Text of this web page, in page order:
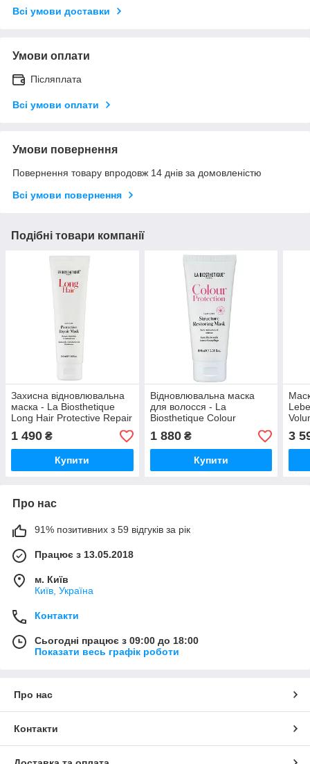
Всі умови доставки
Умови оплати
Післяплата
Всі умови оплати
Умови повернення
Повернення товару впродовж 14 днів за домовленістю
Всі умови повернення
Подібні товари компанії
Захисна відновлювальна
маска - La Biosthetique
Long Hair Protective Repair
Mask, 150 мл
1 490 ₴
Купити
Відновлювальна маска
для волосся - La
Biosthetique Colour
Protection Structure
Restoring Mask, 100 мл
1 880₴
Купити
3
Про нас
91% позитивних з 59 відгуків за рік
Працює з 13.05.2018
м. Київ
Київ, Україна
Контакти
Сьогодні працює з 09:00 до 18:00
Показати весь графік роботи
Про нас
Контакти